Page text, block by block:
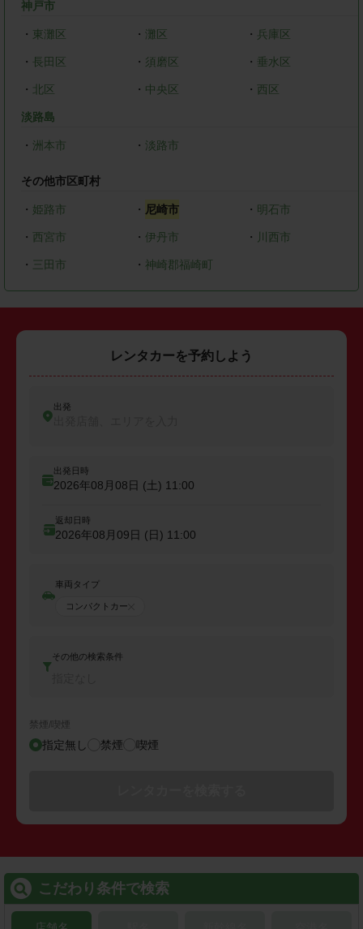
神戸市
・ 東灘区 ・ 灘区 ・ 兵庫区
・ 長田区 ・ 須磨区 ・ 垂水区
・ 北区 ・ 中央区 ・ 西区
淡路島
・ 洲本市 ・ 淡路市
その他市区町村
・ 姫路市 ・ 尼崎市 ・ 明石市
・ 西宮市 ・ 伊丹市 ・ 川西市
・ 三田市 ・ 神崎郡福崎町
レンタカーを予約しよう
出発
出発日時
2026年08月08日 (土) 11:00
返却日時
2026年08月09日 (日) 11:00
車両タイプ
コンパクトカー
その他の検索条件
禁煙/喫煙
指定無し 禁煙 喫煙
こだわり条件で検索